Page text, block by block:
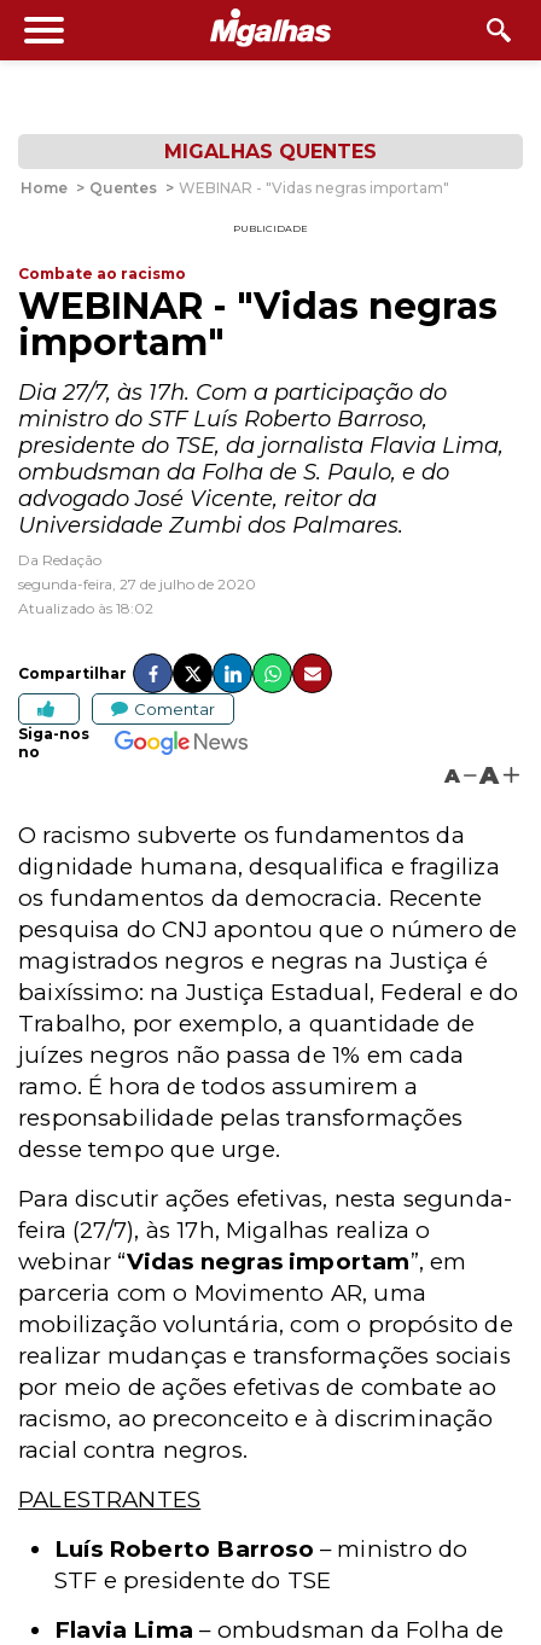
MIGALHAS QUENTES
Home > Quentes > WEBINAR - "Vidas negras importam"
PUBLICIDADE
Combate ao racismo
WEBINAR - "Vidas negras
importam"
Dia 27/7, às 17h. Com a participação do
ministro do STF Luís Roberto Barroso,
presidente do TSE, da jornalista Flavia Lima,
ombudsman da Folha de S. Paulo, e do
advogado José Vicente, reitor da
Universidade Zumbi dos Palmares.
Da Redação
segunda-feira, 27 de julho de 2020
Atualizado às 18:02
Compartilhar
Comentar
Siga-nos
no
A A
O racismo subverte os fundamentos da
dignidade humana, desqualifica e fragiliza
os fundamentos da democracia. Recente
pesquisa do CNJ apontou que o número de
magistrados negros e negras na Justiça é
baixíssimo: na Justiça Estadual, Federal e do
Trabalho, por exemplo, a quantidade de
juízes negros não passa de 1% em cada
ramo. É hora de todos assumirem a
responsabilidade pelas transformações
desse tempo que urge.
Para discutir ações efetivas, nesta segunda-
feira (27/7), às 17h, Migalhas realiza o
webinar “Vidas negras importam”, em
parceria com o Movimento AR, uma
mobilização voluntária, com o propósito de
realizar mudanças e transformações sociais
por meio de ações efetivas de combate ao
racismo, ao preconceito e à discriminação
racial contra negros.
PALESTRANTES
Luís Roberto Barroso – ministro do
STF e presidente do TSE
Flavia Lima – ombudsman da Folha de